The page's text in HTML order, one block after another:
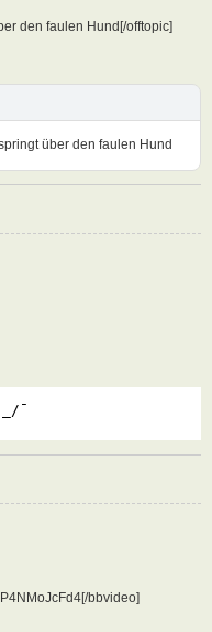
den faulen Hund[/offtopic]
über den faulen Hund
¯
bbvideo]